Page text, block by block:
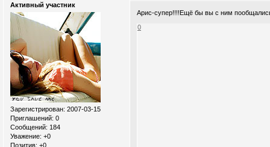
Активный участник
Зарегистрирован: 2007-03-15
Приглашений: 0
Сообщений: 184
Уважение: +0
Позитив: +0
Арис-супер!!!!Ещё бы вы с ним
0